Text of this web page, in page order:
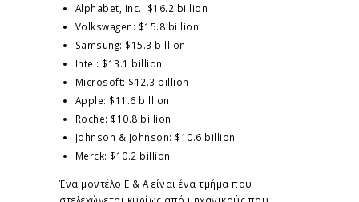
Alphabet, Inc.: $16.2 billion
Volkswagen: $15.8 billion
Samsung: $15.3 billion
Intel: $13.1 billion
Microsoft: $12.3 billion
Apple: $11.6 billion
Roche: $10.8 billion
Johnson & Johnson: $10.6 billion
Merck: $10.2 billion
Ένα μοντέλο Ε & Α είναι ένα τμήμα που